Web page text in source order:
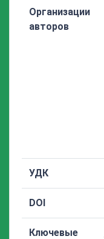
Организации
авторов
УДК
DOI
Ключевые